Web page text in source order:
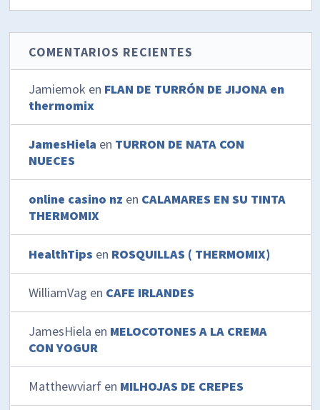
COMENTARIOS RECIENTES
Jamiemok en FLAN DE TURRÓN DE JIJONA en
thermomix
JamesHiela en TURRON DE NATA CON
NUECES
online casino nz en CALAMARES EN SU TINTA
THERMOMIX
HealthTips en ROSQUILLAS ( THERMOMIX)
WilliamVag en CAFE IRLANDES
JamesHiela en MELOCOTONES A LA CREMA
CON YOGUR
Matthewviarf en MILHOJAS DE CREPES